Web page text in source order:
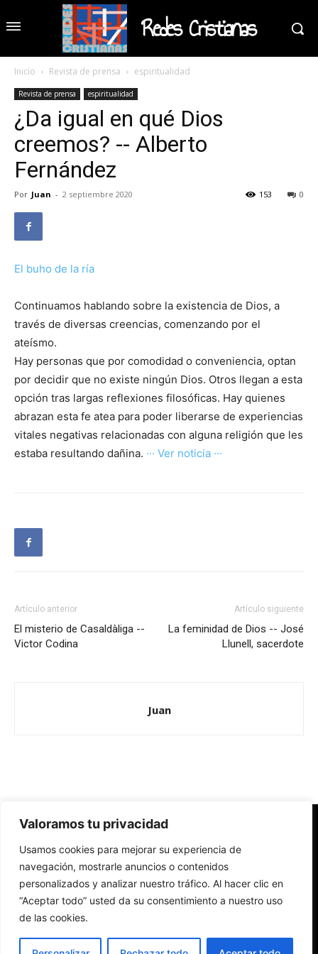
Valoramos tu privacidad
Usamos cookies para mejorar su experiencia de
navegación, mostrarle anuncios o contenidos
personalizados y analizar nuestro tráfico. Al hacer clic en
“Aceptar todo” usted da su consentimiento a nuestro uso
de las cookies.
Redes Cristianas
Inicio Revista de prensa espiritualidad
Revista de prensa espiritualidad
¿Da igual en qué Dios
creemos? -- Alberto
Fernández
Por Juan - 2 septiembre 2020 0
153
El buho de la ría
Continuamos hablando sobre la existencia de Dios, a
través de diversas creencias, comenzando por el
ateísmo.
Hay personas que por comodidad o conveniencia, optan
por decidir que no existe ningún Dios. Otros llegan a esta
opción tras largas reflexiones filosóficas. Hay quienes
abrazan esta fe atea para poder liberarse de experiencias
vitales negativas relacionadas con alguna religión que les
estaba resultando dañina. ··· Ver noticia ···
Artículo anterior
El misterio de Casaldàliga --
Victor Codina
Artículo siguiente
La feminidad de Dios -- José
Llunell, sacerdote
Juan
Redes Cristianas
Una mirada alternativa sobre la Iglesia católica y la sociedad
- Colectivos de Redes Cristianas